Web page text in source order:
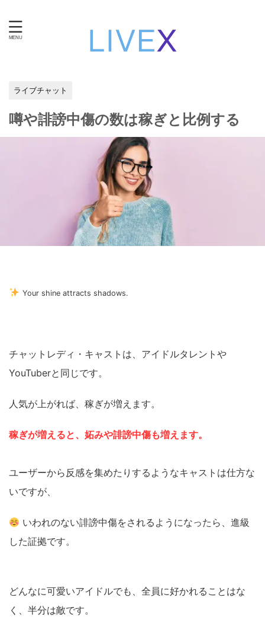
ライブチャット
噂や誹謗中傷の数は稼ぎと比例する
Your shine attracts shadows.
チャットレディ・キャストは、アイドルタレントや
YouTuberと同じです。
人気が上がれば、稼ぎが増えます。
稼ぎが増えると、妬みや誹謗中傷も増えます。
ユーザーから反感を集めたりするようなキャストは仕方な
いですが、
いわれのない誹謗中傷をされるようになったら、進級
した証拠です。
どんなに可愛いアイドルでも、全員に好かれることはな
く、半分は敵です。